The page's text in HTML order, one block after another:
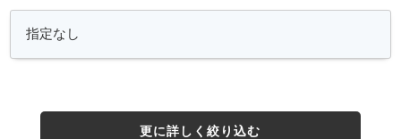
更に詳しく絞り込む